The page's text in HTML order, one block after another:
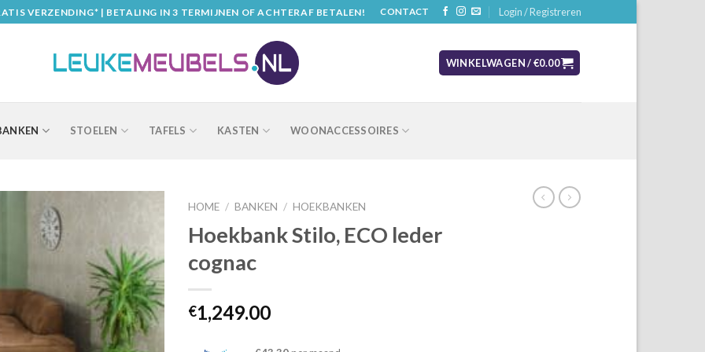
VERZENDING* | BETALING IN 3 TERMIJNEN OF ACHTERAF BETALEN! CONTACT Login / Registreren
WINKELWAGEN /€0.00
STOELEN TAFELS KASTEN WOONACCESSOIRES
HOME / BANKEN / HOEKBANKEN
Hoekbank Stilo, ECO leder
cognac
€1,249.00